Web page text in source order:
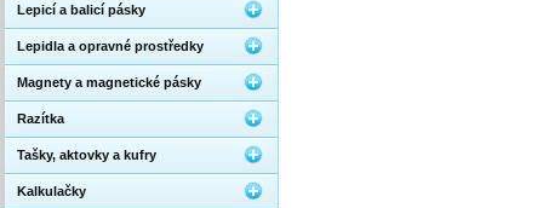
Lepicí a balicí pásky
Lepidla a opravné prostředky
Magnety a magnetické pásky
Razítka
Tašky, aktovky a kufry
Kalkulačky